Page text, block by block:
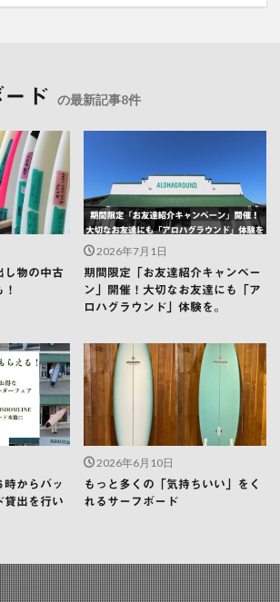
ード の最新記事8件
し物の中古
2026年7月1日
期間限定「お友達紹介キャンペー
ン」開催！大切なお友達にも「ア
ロハグラウンド」体験を。
時からバッ
貸出を行い
2026年6月10日
もっと多くの「気持ちいい」をく
れるサーフボード